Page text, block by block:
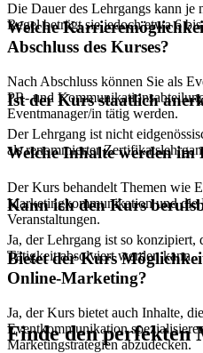
Die Dauer des Lehrgangs kann
Regel beträgt sie jedoch etwa 6
Welche
Abschluss des Kurses?
Nach Abschluss können Sie als
PR- und
Eventmanager/in tätig werden.
Ist der Kurs staatlich
Der Lehrgang ist nicht
als renommierter
Welche Inhalte werden im
Der Kurs behandelt Themen wie
Marketingkommunikation und
Veranstaltungen.
Kann ich den Kurs
Ja, der Lehrgang ist so konzipiert,
Tätigkeit absolviert werden kann.
Bietet der Kurs
Online-Marketing?
Ja, der Kurs bietet auch Inhalte,
Eventkommunikation
Marketingstrategien abzudecken.
Finde den perfekten